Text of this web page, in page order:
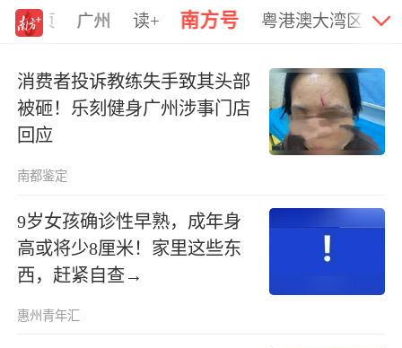
首页 广州 读+ 南方号 粤港澳大湾区
加载中...
消费者投诉教练失手致其头部
被砸！乐刻健身广州涉事门店
回应
南都鉴定
9岁女孩确诊性早熟，成年身
高或将少8厘米！家里这些东
西，赶紧自查→
惠州青年汇